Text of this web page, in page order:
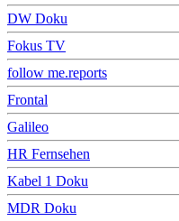
DW Doku
Fokus TV
follow me.reports
Frontal
Galileo
HR Fernsehen
Kabel 1 Doku
MDR Doku